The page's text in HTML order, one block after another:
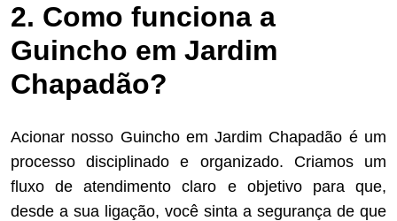
2. Como funciona a
Guincho em Jardim
Chapadão?
Acionar nosso Guincho em Jardim Chapadão é um
processo disciplinado e organizado. Criamos um
fluxo de atendimento claro e objetivo para que,
desde a sua ligação, você sinta a segurança de que